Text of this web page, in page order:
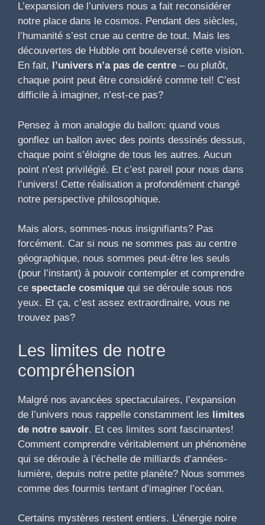
L’expansion de l’univers nous a fait reconsidérer
notre place dans le cosmos. Pendant des siècles,
l’humanité s’est crue au centre de tout. Mais les
découvertes de Hubble ont bouleversé cette vision.
En fait,
l’univers n’a pas de centre – ou plutôt,
chaque point peut être considéré comme tel! C’est
difficile à imaginer, n’est-ce pas?
Pensez à mon analogie du ballon: quand vous
gonflez un ballon avec des points dessinés dessus,
chaque point s’éloigne de tous les autres. Aucun
point n’est privilégié. Et c’est pareil pour nous dans
l’univers! Cette réalisation a profondément changé
notre perspective philosophique.
Mais alors, sommes-nous insignifiants? Pas
forcément. Car si nous ne sommes pas au centre
géographique, nous sommes peut-être les seuls
(pour l’instant) à pouvoir contempler et comprendre
ce spectacle cosmique qui se déroule sous nos
yeux. Et ça, c’est assez extraordinaire, vous ne
trouvez pas?
Les limites de notre
compréhension
Malgré nos avancées spectaculaires, l’expansion
de l’univers nous rappelle constamment les limites
de notre savoir. Et ces limites sont fascinantes!
Comment comprendre véritablement un phénomène
qui se déroule à l’échelle de milliards d’années-
lumière, depuis notre petite planète? Nous sommes
comme des fourmis tentant d’imaginer l’océan.
Certains mystères restent entiers. L’énergie noire